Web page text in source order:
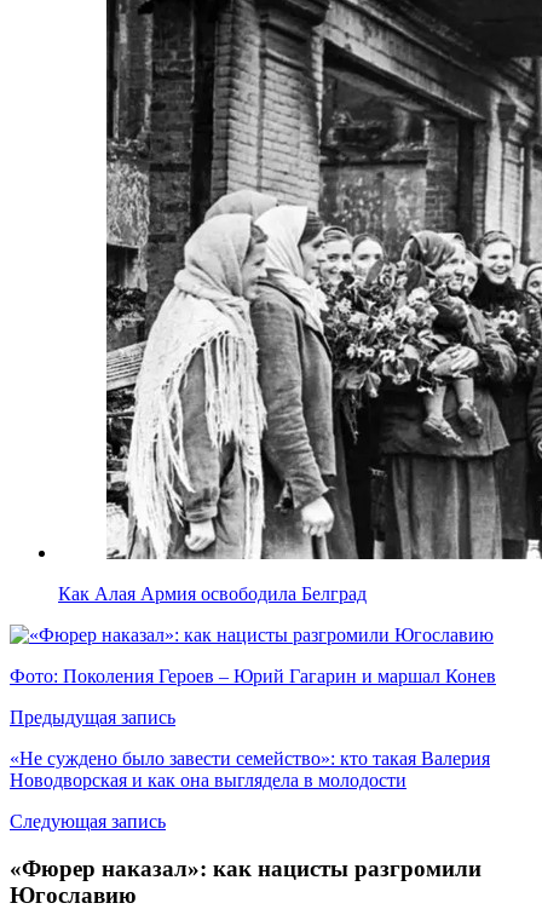
Как Алая Армия освободила Белград
Фото: Поколения Героев – Юрий Гагарин и маршал Конев
Предыдущая запись
«Не суждено было завести семейство»: кто такая Валерия
Новодворская и как она выглядела в молодости
Следующая запись
«Фюрер наказал»: как нацисты разгромили
Югославию